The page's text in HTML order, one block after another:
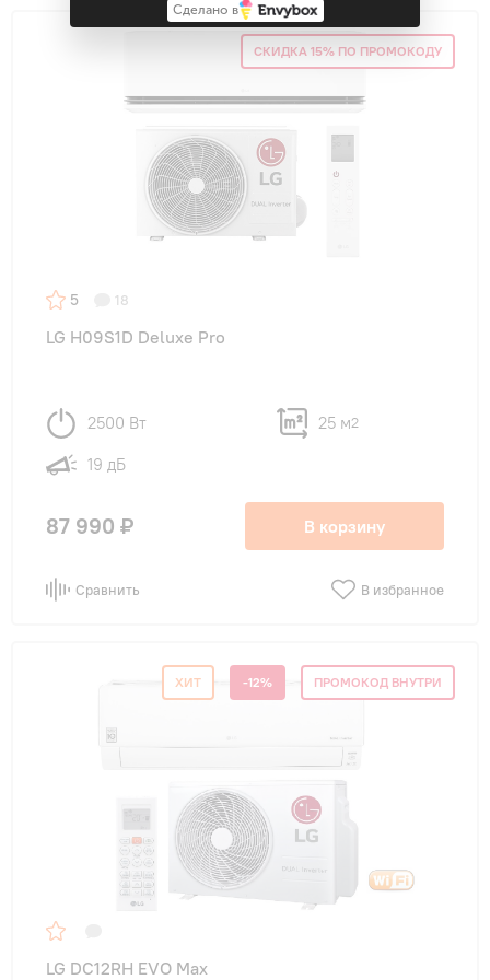
СКИДКА 15% ПО ПРОМОКОДУ
5 18
LG H09S1D Deluxe Pro
2500 Вт 25 м2
19 дБ
87 990 ₽ В корзину
Сравнить В избранное
ХИТ -12% ПРОМОКОД ВНУТРИ
LG DC12RH EVO Max
Сделано в